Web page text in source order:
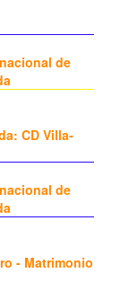
de
CD Villa-
de
- Matrimonio